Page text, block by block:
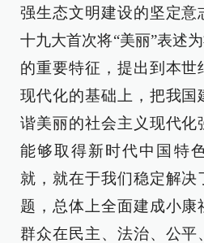
强生态文明建设的坚定意
十九大首次将“美丽”表述
的重要特征，提出到本
现代化的基础上，把我国
谐美丽的社会主义现代化
能够取得新时代中国特
就，就在于我们稳定解决
题，总体上全面建成小康
群众在民主、法治、公